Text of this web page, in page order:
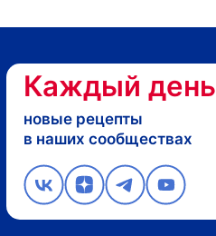
Каждый день
новые рецепты
в наших сообществах